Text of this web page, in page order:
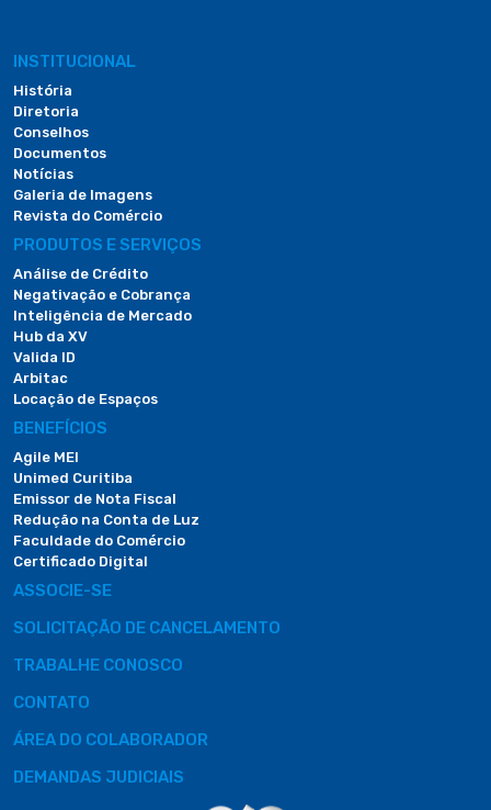
INSTITUCIONAL
História
Diretoria
Conselhos
Documentos
Notícias
Galeria de Imagens
Revista do Comércio
PRODUTOS E SERVIÇOS
Análise de Crédito
Negativação e Cobrança
Inteligência de Mercado
Hub da XV
Valida ID
Arbitac
Locação de Espaços
BENEFÍCIOS
Agile MEI
Unimed Curitiba
Emissor de Nota Fiscal
Redução na Conta de Luz
Faculdade do Comércio
Certificado Digital
ASSOCIE-SE
SOLICITAÇÃO DE CANCELAMENTO
TRABALHE CONOSCO
CONTATO
ÁREA DO COLABORADOR
DEMANDAS JUDICIAIS